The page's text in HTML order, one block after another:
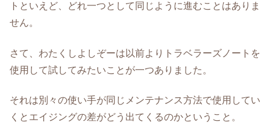
トといえど、どれ一つとして同じように進むことはありま
せん。
さて、わたくしよしぞーは以前よりトラベラーズノートを
使用して試してみたいことが一つありました。
それは別々の使い手が同じメンテナンス方法で使用してい
くとエイジングの差がどう出てくるのかということ。